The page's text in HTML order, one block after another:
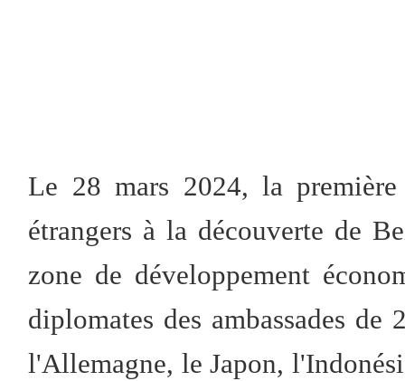
Le 28 mars 2024, la
étrangers à la découverte de
zone de développement
diplomates des ambassades
l'Allemagne, le Japon,